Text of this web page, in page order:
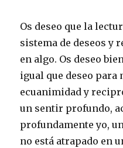
Os deseo que la
sistema de deseos y
en algo. Os deseo
igual que deseo para
ecuanimidad y
un sentir profundo,
profundamente yo,
no está atrapado en